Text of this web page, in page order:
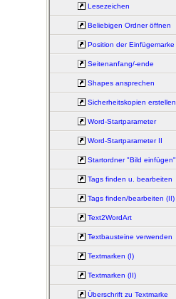
Lesezeichen
Beliebigen Ordner öffnen
Position der Einfügemarke
Seitenanfang/-ende
Shapes ansprechen
Sicherheitskopien erstellen
Word-Startparameter
Word-Startparameter II
Startordner "Bild einfügen"
Tags finden u. bearbeiten
Tags finden/bearbeiten (II)
Text2WordArt
Textbausteine verwenden
Textmarken (I)
Textmarken (II)
Überschrift zu Textmarke